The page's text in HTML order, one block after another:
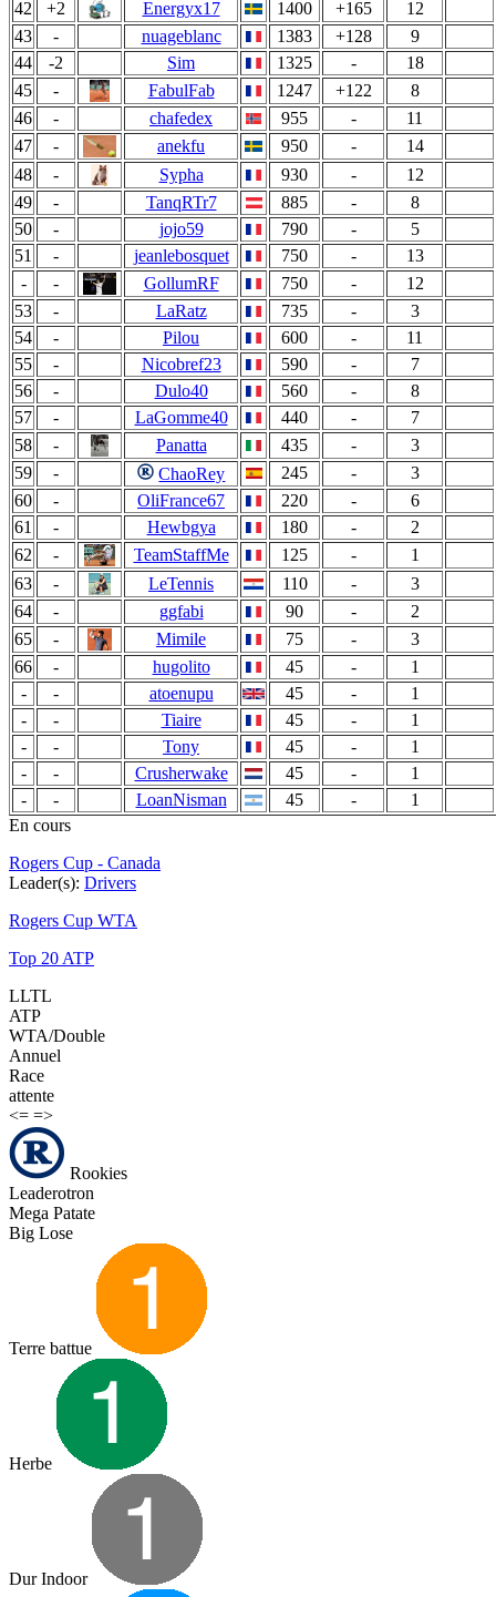
42 +2 Energyx17 1400 +165
12
43
- nuageblanc 1383 +128
9
44
-2 Sim 1325 -
18
45
- FabulFab 1247 +122
8
46
- chafedex 955 -
11
47
- anekfu 950 -
14
48
- Sypha 930 -
12
49
- TanqRTr7 885 -
8
50
- jojo59 790 -
5
51
- jeanlebosquet 750 -
13
-
- GollumRF 750 -
12
53
- LaRatz 735 -
3
54
- Pilou 600 -
11
55
- Nicobref23 590 -
7
56
- Dulo40 560 -
8
57
- LaGomme40 440 -
7
58
- Panatta 435 -
3
59
- ChaoRey 245 -
3
60
- OliFrance67 220 -
6
61
- Hewbgya 180 -
2
62
- TeamStaffMe 125 -
1
63
- LeTennis 110 -
3
64
- ggfabi 90 -
2
65
- Mimile 75 -
3
66
- hugolito 45 -
1
-
- atoenupu 45 -
1
-
- Tiaire 45 -
1
-
- Tony 45 -
1
-
- Crusherwake 45 -
1
-
- LoanNisman 45 -
1
En cours
Rogers Cup - Canada
Leader(s): Drivers
Rogers Cup WTA
Top 20 ATP
LLTL
ATP
WTA/Double
Annuel
Race
attente
<= =>
Rookies
Leaderotron
Mega Patate
Big Lose
Terre battue
Herbe
Dur Indoor